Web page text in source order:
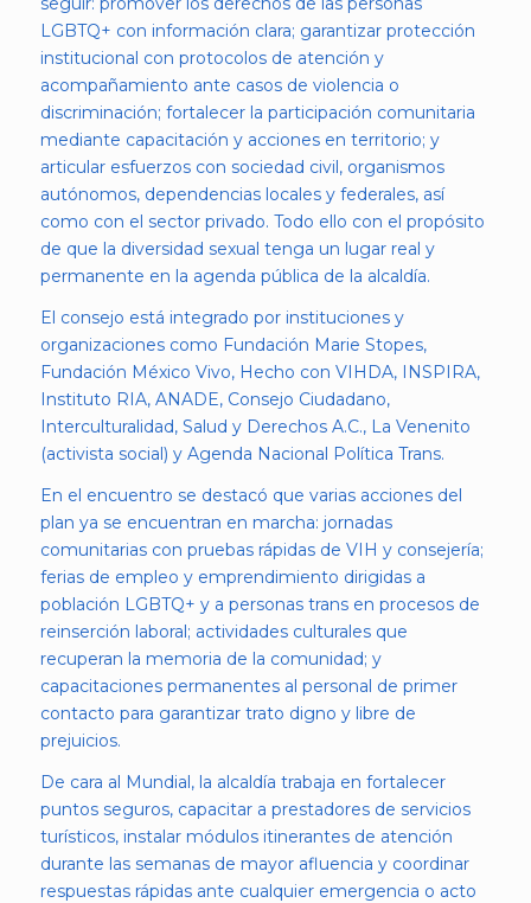
LGBTQ+ con información clara; garantizar protección
institucional con protocolos de atención y
acompañamiento ante casos de violencia o
discriminación; fortalecer la participación comunitaria
mediante capacitación y acciones en territorio; y
articular esfuerzos con sociedad civil, organismos
autónomos, dependencias locales y federales, así
como con el sector privado. Todo ello con el propósito
de que la diversidad sexual tenga un lugar real y
permanente en la agenda pública de la alcaldía.
El consejo está integrado por instituciones y
organizaciones como Fundación Marie Stopes,
Fundación México Vivo, Hecho con VIHDA, INSPIRA,
Instituto RIA, ANADE, Consejo Ciudadano,
Interculturalidad, Salud y Derechos A.C., La Venenito
(activista social) y Agenda Nacional Política Trans.
En el encuentro se destacó que varias acciones del
plan ya se encuentran en marcha: jornadas
comunitarias con pruebas rápidas de VIH y consejería;
ferias de empleo y emprendimiento dirigidas a
población LGBTQ+ y a personas trans en procesos de
reinserción laboral; actividades culturales que
recuperan la memoria de la comunidad; y
capacitaciones permanentes al personal de primer
contacto para garantizar trato digno y libre de
prejuicios.
De cara al Mundial, la alcaldía trabaja en fortalecer
puntos seguros, capacitar a prestadores de servicios
turísticos, instalar módulos itinerantes de atención
durante las semanas de mayor afluencia y coordinar
respuestas rápidas ante cualquier emergencia o acto